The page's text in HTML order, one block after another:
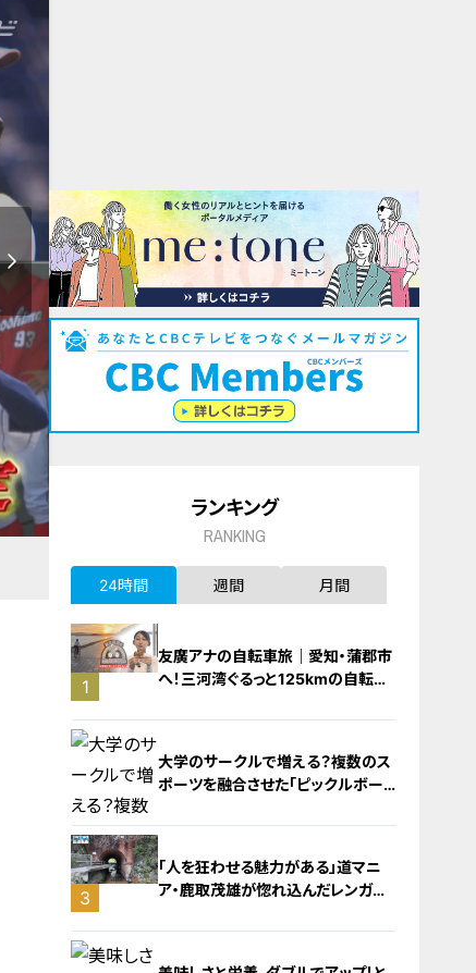
ランキング
RANKING
24時間 週間 月間
1
友廣アナの自転車旅｜愛知・蒲郡市
へ！三河湾ぐるっと125kmの自転車
2
大学のサークルで増える？複数のス
ポーツを融合させた「ピックルボー
3
「人を狂わせる魅力がある」道マニ
ア・鹿取茂雄が惚れ込んだレンガの